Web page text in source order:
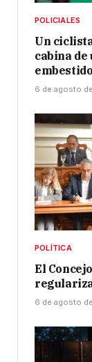
POLICIALES
Un
cabina
embestido
6 de agosto
POLÍTICA
El
6 de agosto